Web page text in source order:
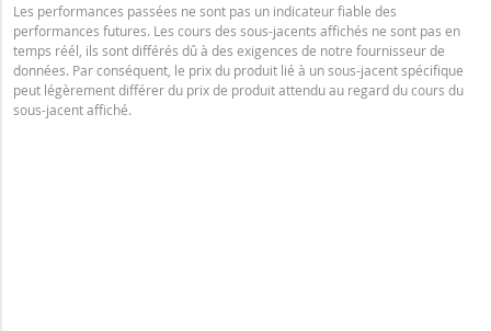
Les performances passées ne sont pas un indicateur fiable des
performances futures. Les cours des sous-jacents affichés ne sont pas en
temps réél, ils sont différés dû à des exigences de notre fournisseur de
données. Par conséquent, le prix du produit lié à un sous-jacent spécifique
peut légèrement différer du prix de produit attendu au regard du cours du
sous-jacent affiché.